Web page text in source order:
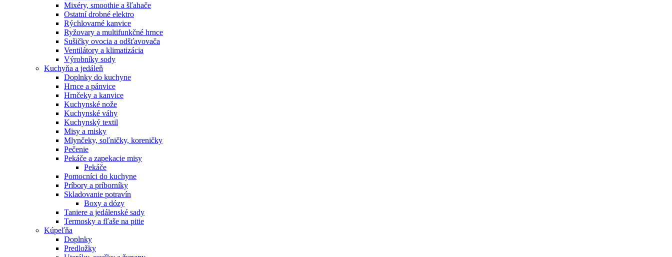
Mixéry, smoothie a šľahače
Ostatní drobné elektro
Rýchlovarné kanvice
Ryžovary a multifunkčné hrnce
Sušičky ovocia a odšťavovača
Ventilátory a klimatizácia
Výrobníky sody
Kuchyňa a jedáleň
Doplnky do kuchyne
Hrnce a pánvice
Hrnčeky a kanvice
Kuchynské nože
Kuchynské váhy
Kuchynský textil
Misy a misky
Mlynčeky, soľničky, koreničky
Pečenie
Pekáče a zapekacie misy
Pekáče
Pomocníci do kuchyne
Príbory a príborníky
Skladovanie potravín
Boxy a dózy
Taniere a jedálenské sady
Termosky a fľaše na pitie
Kúpeľňa
Doplnky
Predložky